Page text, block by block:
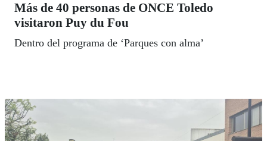
Más de 40 personas de ONCE Toledo
visitaron Puy du Fou
Dentro del programa de ‘Parques con alma’